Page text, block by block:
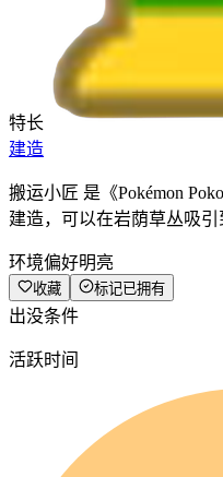
特长
建造
搬运小匠 是《Pokémon
建造，可以在岩荫草丛吸引
环境偏好明亮
收藏 标记已拥有
出没条件
活跃时间